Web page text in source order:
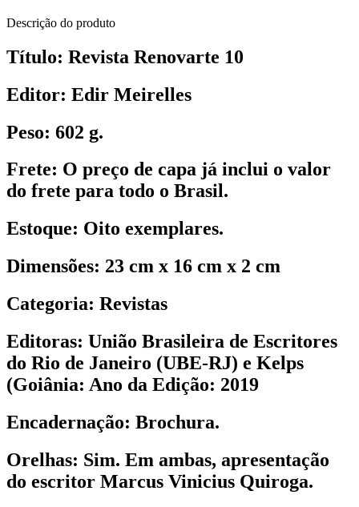
Descrição do produto
Título: Revista Renovarte 10
Editor: Edir Meirelles
Peso: 602 g.
Frete: O preço de capa já inclui o valor
do frete para todo o Brasil.
Estoque: Oito exemplares.
Dimensões: 23 cm x 16 cm x 2 cm
Categoria: Revistas
Editoras: União Brasileira de Escritores
do Rio de Janeiro (UBE-RJ) e Kelps
(Goiânia: Ano da Edição: 2019
Encadernação: Brochura.
Orelhas: Sim. Em ambas, apresentação
do escritor Marcus Vinicius Quiroga.